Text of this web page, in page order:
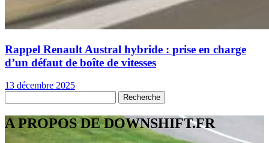
Rappel Renault Austral hybride : prise en charge
d’un défaut de boîte de vitesses
13 décembre 2025
A PROPOS DE DOWNSHIFT.FR